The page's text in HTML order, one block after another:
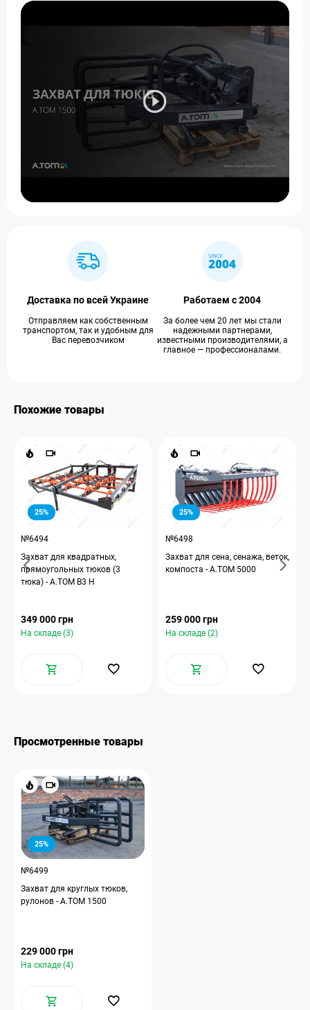
Доставка по всей Украине
Отправляем как собственным
транспортом, так и удобным для
Вас перевозчиком
Работаем с 2004
За более чем 20 лет мы стали
надежными партнерами,
известными производителями, а
главное — профессионалами.
Похожие товары
25%
№6494
Захват для квадратных,
прямоугольных тюков (3
тюка) - A.TOM B3 H
349 000 грн
На складе (3)
25%
№6498
Захват для сена, сенажа, веток,
компоста - A.TOM 5000
259 000 грн
На складе (2)
Просмотренные товары
25%
№6499
Захват для круглых тюков,
рулонов - А.ТОМ 1500
229 000 грн
На складе (4)